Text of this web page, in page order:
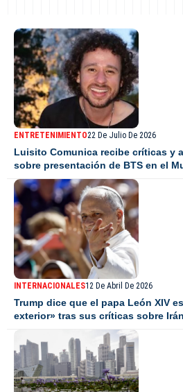
ENTRETENIMIENTO22 De Julio De 2026
Luisito Comunica recibe críticas y
sobre presentación de BTS en el
INTERNACIONALES12 De Abril De 2026
Trump dice que el papa León XIV
exterior» tras sus críticas sobre